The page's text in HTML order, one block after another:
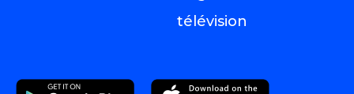
télévision